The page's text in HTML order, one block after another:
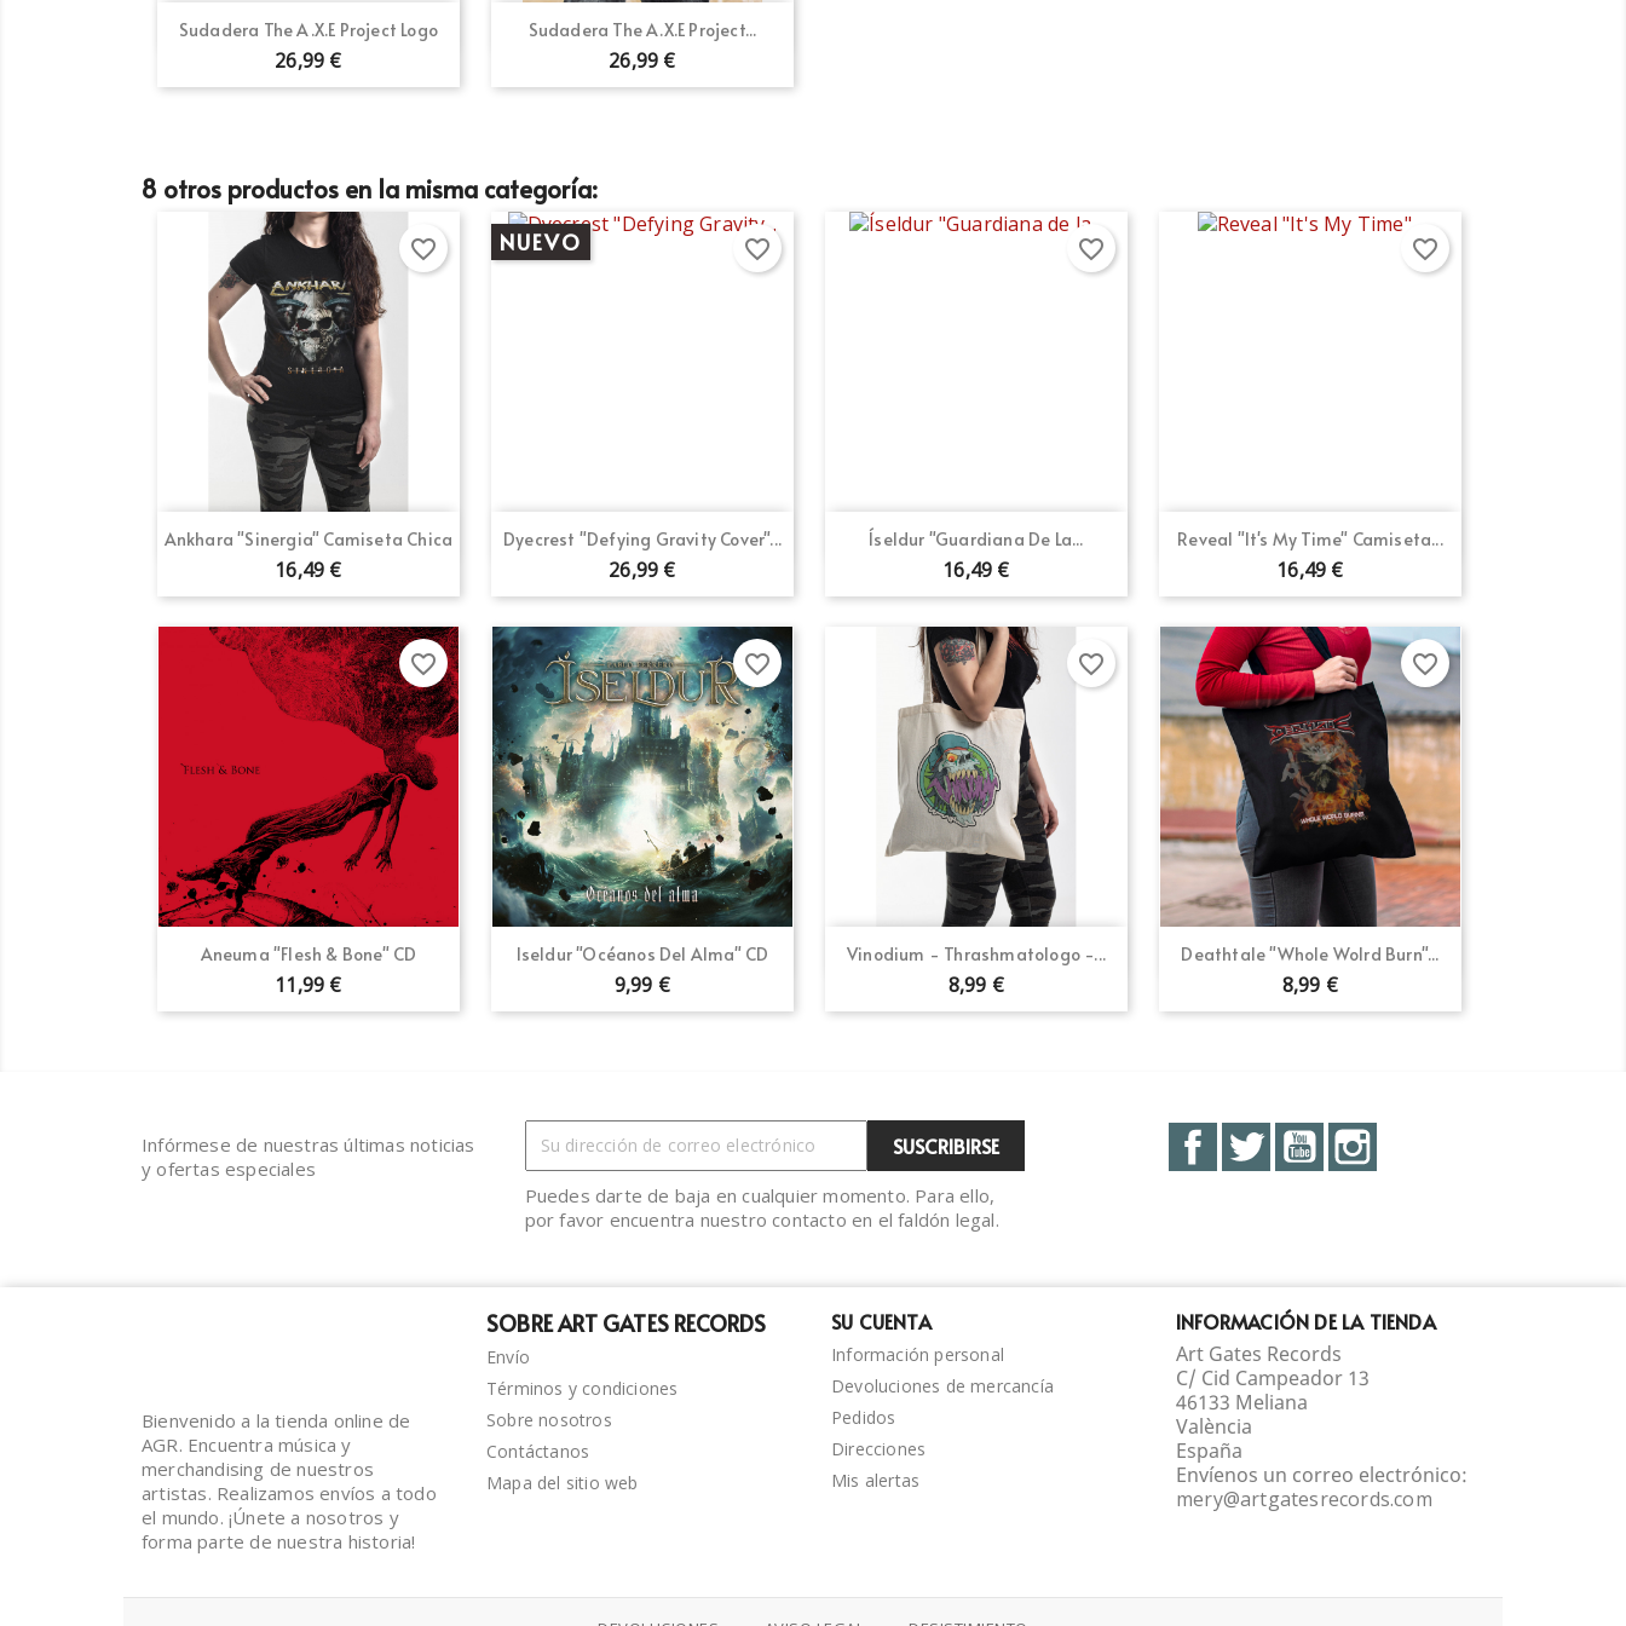
Sudadera The A.X.E Project Logo
26,99 €
Vista rápida Sudadera The A.X.E Project...
26,99 €
Vista rápida
8 otros productos en la misma categoría:
Ankhara "Sinergia" Camiseta Chica
16,49 €
Vista rápida
favorite_border
Dyecrest "Defying Gravity Cover"...
26,99 €
NUEVO
Vista rápida
favorite_border
Íseldur "Guardiana De La...
16,49 €
Vista rápida
favorite_border
Reveal "It's My Time" Camiseta...
16,49 €
 Vista rápida
favorite_border
Aneuma "Flesh & Bone" CD
11,99 €
Vista rápida
favorite_border
Iseldur "Océanos Del Alma" CD
9,99 €
Vista rápida
favorite_border
Vinodium - Thrashmatologo -...
8,99 €
Vista rápida
favorite_border
Deathtale "Whole Wolrd Burn"...
8,99 €
Vista rápida
favorite_border
Infórmese de nuestras últimas noticias
y ofertas especiales
Puedes darte de baja en cualquier momento. Para ello,
por favor encuentra nuestro contacto en el faldón legal.
FacebookTwitterYouTube
Bienvenido a la tienda online de
AGR. Encuentra música y
merchandising de nuestros
artistas. Realizamos envíos a todo
el mundo. ¡Únete a nosotros y
forma parte de nuestra historia!
SOBRE ART GATES RECORDS
Envío
Términos y condiciones
Sobre nosotros
Contáctanos
Mapa del sitio web
SU CUENTA
Información personal
Devoluciones de mercancía
Pedidos
Direcciones
Mis alertas
INFORMACIÓN DE LA TIENDA
Art Gates Records
C/ Cid Campeador 13
46133 Meliana
València
España
Envíenos un correo electrónico:
mery@artgatesrecords.com